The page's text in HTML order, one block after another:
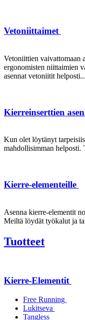
Vetoniittaimet
Vetoniittien vaivattomaan
ergonomisten niittaimien
asennat vetoniitit
Kierreinserttien
Kun olet löytänyt
mahdollisimman helposti.
Kierre-elementeille
Asenna kierre-elementit
Meiltä löydät työkalut ja
Tuotteet
Kierre-Elementit
Free Running
Lukitseva
Tangless